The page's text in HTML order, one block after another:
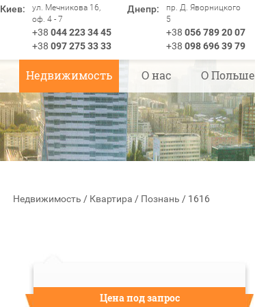
Киев:
ул. Мечникова 16,
оф. 4 - 7
+38 044 223 34 45
+38 097 275 33 33
Днепр:
пр. Д. Яворницкого
5
+38 056 789 20 07
+38 098 696 39 79
Недвижимость О нас О Польше
Недвижимость / Квартира / Познань / 1616
Цена под запрос